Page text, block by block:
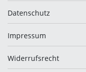
Datenschutz
Impressum
Widerrufsrecht